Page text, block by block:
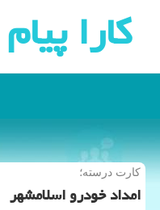
كارا پیام
کارت درسته؛
امداد خودرو اسلامشهر